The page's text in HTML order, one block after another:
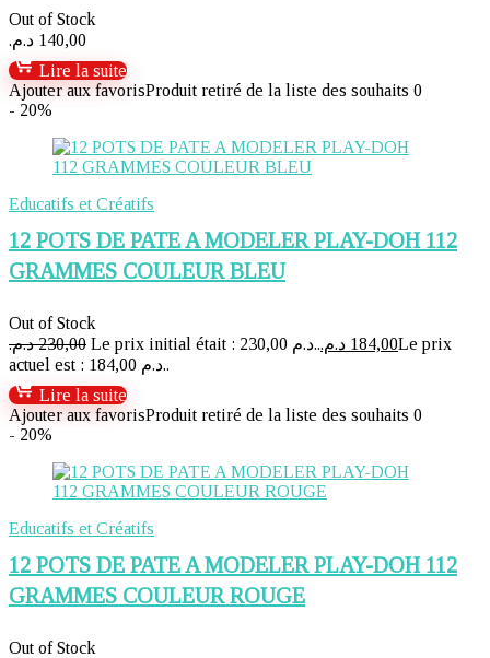
Out of Stock
140,00 د.م.
Lire la suite
Ajouter aux favorisProduit retiré de la liste des souhaits 0
- 20%
Educatifs et Créatifs
12 POTS DE PATE A MODELER PLAY-DOH 112
GRAMMES COULEUR BLEU
Out of Stock
230,00 د.م. Le prix initial était : 230,00 د.م.. 184,00 د.م.
Le prix
actuel est : 184,00 د.م..
Lire la suite
Ajouter aux favorisProduit retiré de la liste des souhaits 0
- 20%
Educatifs et Créatifs
12 POTS DE PATE A MODELER PLAY-DOH 112
GRAMMES COULEUR ROUGE
Out of Stock